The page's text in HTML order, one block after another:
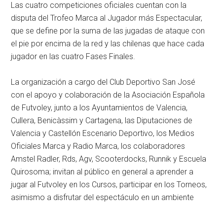
Las cuatro competiciones oficiales cuentan con la
disputa del Trofeo Marca al Jugador más Espectacular,
que se define por la suma de las jugadas de ataque con
el pie por encima de la red y las chilenas que hace cada
jugador en las cuatro Fases Finales.
La organización a cargo del Club Deportivo San José
con el apoyo y colaboración de la Asociación Española
de Futvoley, junto a los Ayuntamientos de Valencia,
Cullera, Benicàssim y Cartagena, las Diputaciones de
Valencia y Castellón Escenario Deportivo, los Medios
Oficiales Marca y Radio Marca, los colaboradores
Amstel Radler, Rds, Agv, Scooterdocks, Runnik y Escuela
Quirosoma; invitan al público en general a aprender a
jugar al Futvoley en los Cursos, participar en los Torneos,
asimismo a disfrutar del espectáculo en un ambiente